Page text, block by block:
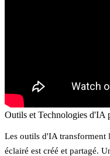
Outils et Technologies d'IA
Les outils d'IA transforment
éclairé est créé et partagé.